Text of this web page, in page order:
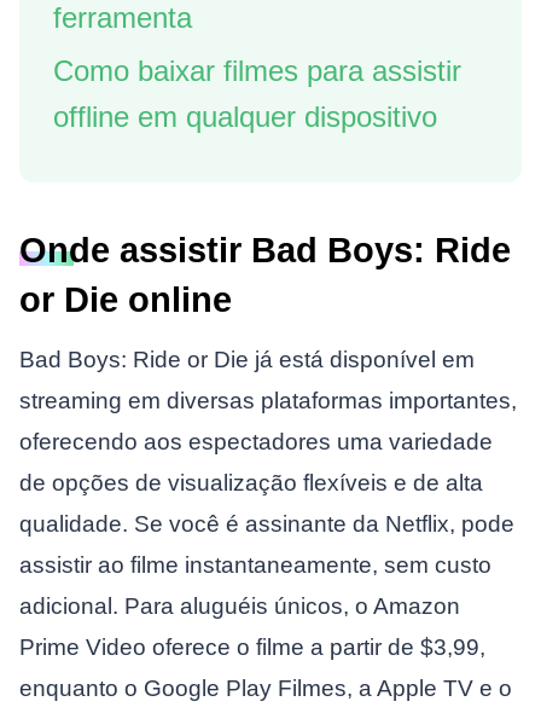
ferramenta
Como baixar filmes para assistir
offline em qualquer dispositivo
Onde assistir Bad Boys: Ride
or Die online
Bad Boys: Ride or Die já está disponível em
streaming em diversas plataformas importantes,
oferecendo aos espectadores uma variedade
de opções de visualização flexíveis e de alta
qualidade. Se você é assinante da Netflix, pode
assistir ao filme instantaneamente, sem custo
adicional. Para aluguéis únicos, o Amazon
Prime Video oferece o filme a partir de $3,99,
enquanto o Google Play Filmes, a Apple TV e o